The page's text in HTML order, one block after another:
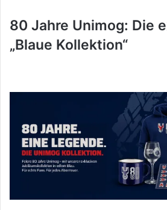
80 Jahre Unimog: Die
„Blaue Kollektion“